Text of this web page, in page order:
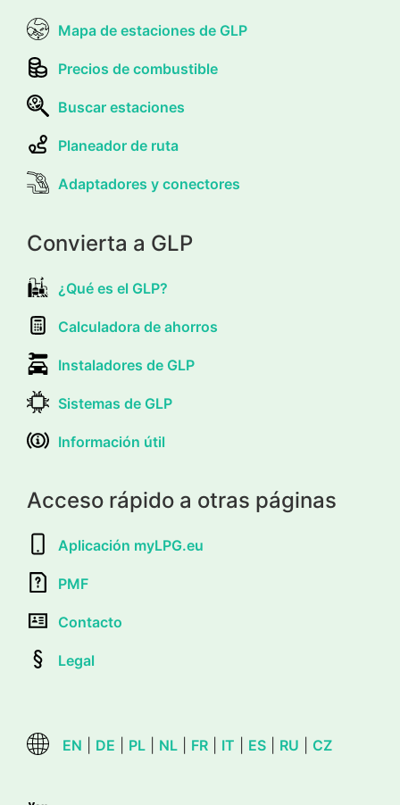
Mapa de estaciones de GLP
Precios de combustible
Buscar estaciones
Planeador de ruta
Adaptadores y conectores
Convierta a GLP
¿Qué es el GLP?
Calculadora de ahorros
Instaladores de GLP
Sistemas de GLP
Información útil
Acceso rápido a otras páginas
Aplicación myLPG.eu
PMF
Contacto
Legal
EN DE PL NL FR IT ES RU CZ